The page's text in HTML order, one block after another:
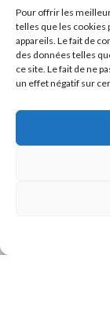
Pour offrir les
telles que les cookies
appareils. Le fait de
des données telles
ce site. Le fait de ne
un effet négatif sur
INSTAGRAM